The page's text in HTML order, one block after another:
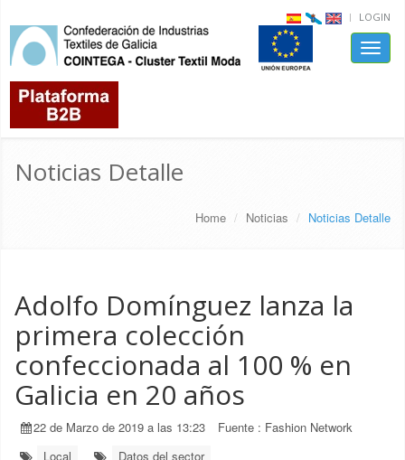
LOGIN
Toggle
Noticias Detalle
Home Noticias Noticias Detalle
Adolfo Domínguez lanza la
primera colección
confeccionada al 100 % en
Galicia en 20 años
22 de Marzo de 2019 a las 13:23 Fuente : Fashion Network
Local
Datos del sector